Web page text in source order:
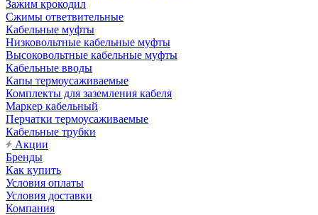
Зажим крокодил
Сжимы ответвительные
Кабельные муфты
Низковольтные кабельные муфты
Высоковольтные кабельные муфты
Кабельные вводы
Капы термоусаживаемые
Комплекты для заземления кабеля
Маркер кабельный
Перчатки термоусаживаемые
Кабельные трубки
Акции
Бренды
Как купить
Условия оплаты
Условия доставки
Компания